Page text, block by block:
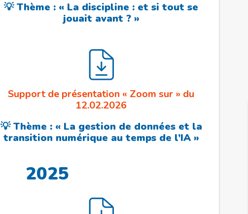
💡 Thème : « La discipline : et si tout se
jouait avant ? »
Support de présentation « Zoom sur » du
12.02.2026
💡 Thème : « La gestion de données et la
transition numérique au temps de l’IA »
2025